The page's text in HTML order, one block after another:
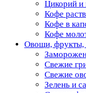
Цикорий и
Кофе
Кофе в
Кофе
Овощи, фрукты,
Свежие
Свежие
Зелень и